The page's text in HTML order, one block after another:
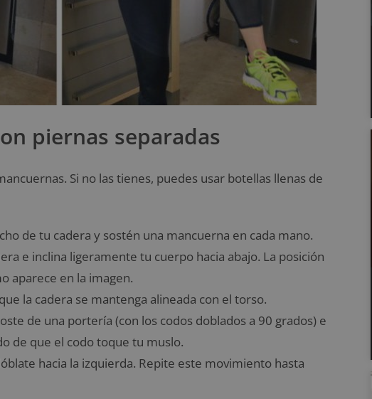
piernas separadas
Si no las tienes, puedes usar botellas llenas de
de tu cadera y sostén una mancuerna en cada mano.
e inclina ligeramente tu cuerpo hacia abajo. La posición
aparece en la imagen.
la cadera se mantenga alineada con el torso.
de una portería (con los codos doblados a 90 grados) e
de que el codo toque tu muslo.
hacia la izquierda. Repite este movimiento hasta